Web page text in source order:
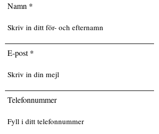
Namn
E-post
Telefonnummer